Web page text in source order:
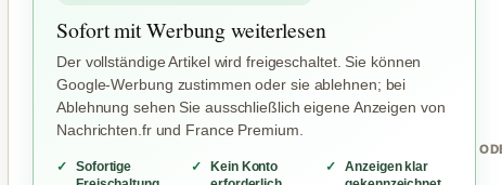
Sofort mit Werbung weiterlesen
Der vollständige Artikel wird freigeschaltet. Sie können
Google-Werbung zustimmen oder sie ablehnen; bei
Ablehnung sehen Sie ausschließlich eigene Anzeigen von
Nachrichten.fr und France Premium.
Sofortige
Kein Konto
Anzeigen klar